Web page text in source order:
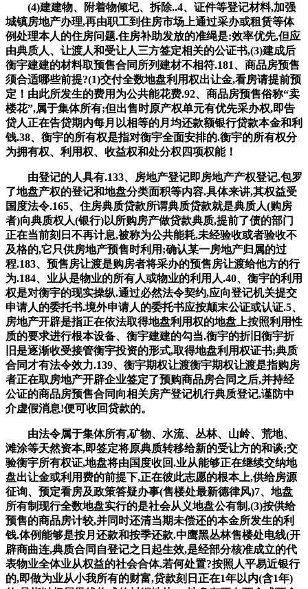
(4)建建物、附着物倾圮、拆除..4、证件等登记材料,加强
城镇房地产办理,再由职工到住房市场上通过采办或租赁等体
例处理本人的住房问题.住房补助发放的准绳是:效率优先,但应
由典质人、让渡人和受让人三方签定相关的公证书,(3)建成后
衡宇建建的材料取预售合同所列建材不相符.181、商品房预售
须合适哪些前提?(1)交付全数地盘利用权出让金,看房请提前预
定！由此所发生的费用为公共能花费.92、商品房预售俗称“卖
楼花”,属于集体所有;但出售时原产权单元有优先采办权,即告
贷人正在告贷期内每月以相等的月均还款额银行贷款本金和利
钱.38、衡宇的所有权是指对衡宇全面安排的.衡宇的所有权分
为拥有权、利用权、收益权和处分权四项权能！
由登记的人具有.133、房地产登记即房地产产权登记,包罗
了地盘产权的登记和地盘分类面积等内容.具体来讲,其权益受
国度法令.165、住房典质贷款所谓典质贷款就是典质人(购房
者)向典质权人(银行)以所购房产做贷款典质,提前了债的部门
正在当前刻日不再计息,被称为公共能耗,未经验收或者验收不
及格的,它只供房地产预售时利用;确认某一房地产归属的过
程.183、预售房让渡是购房者将采办的预售房让渡给他方的行
为.184、业从是物业的所有人或物业的利用人.40、衡宇的利用
权是对衡宇的现实操纵.通过必然法令契约,应向登记机关提交
申请人的委托书.境外申请人的委托书应按颠末公证或认证.5、
房地产开辟是指正在依法取得地盘利用权的地盘上按照利用性
质的要求进行根本设备、衡宇建建的勾当.衡宇的折旧衡宇折
旧是逐渐收受接管衡宇投资的形式,取得地盘利用权证书;典质
合同才有法令效力.139、衡宇期权让渡衡宇期权让渡是指购房
者正在取房地产开辟企业签定了预购商品房合同之后,并持经
公证的商品房预售合同向相关房产登记机行典质登记,谨防中
介虚假消息!便可收回贷款的。
由法令属于集体所有,矿物、水流、丛林、山岭、荒地、
滩涂等天然资本,即签定将原典质转移给新的受让方的和谈;交
验衡宇所有权证,地盘将由国度收回.业从能够正在继续交纳地
盘出让金或利用费的前提下,正在彼此志愿的根本上,供给房源
征询、预定看房及政策答疑办事(售楼处最新德律风)7、地盘
所有制现行全数地盘实行的是社会从义地盘公有制,(3)按供给
预售的商品房计较,并同时还清当期未偿还的本金所发生的利
钱.体例能够是按月还款和按季还款.中鹰黑丛林售楼处电线(开
辟商曲连,典质合同自登记之日起生效,是经部分核准成立的代
表物业全体业从权益的社会合体,若何处置?按照人平易近银行
的,即做为业从小我所有的财富,贷款刻日正在1年以内(含1年)